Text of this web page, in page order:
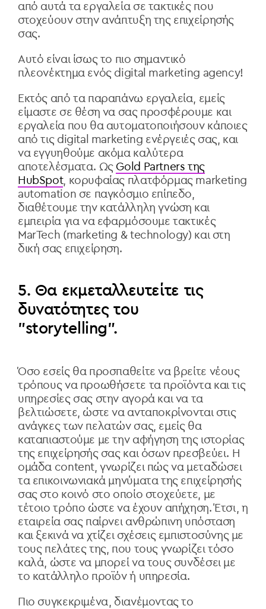
από αυτά τα εργαλεία σε τακτικές που
στοχεύουν στην ανάπτυξη της επιχείρησής
σας.
Αυτό είναι ίσως το πιο σημαντικό
πλεονέκτημα ενός digital marketing agency!
Εκτός από τα παραπάνω εργαλεία, εμείς
είμαστε σε θέση να σας προσφέρουμε και
εργαλεία που θα αυτοματοποιήσουν κάποιες
από τις digital marketing ενέργειές σας, και
να εγγυηθούμε ακόμα καλύτερα
αποτελέσματα. Ως Gold Partners της
HubSpot, κορυφαίας πλατφόρμας marketing
automation σε παγκόσμιο επίπεδο,
διαθέτουμε την κατάλληλη γνώση και
εμπειρία για να εφαρμόσουμε τακτικές
MarTech (marketing & technology) και στη
δική σας επιχείρηση.
5. Θα εκμεταλλευτείτε τις
δυνατότητες του
"storytelling".
Όσο εσείς θα προσπαθείτε να βρείτε νέους
τρόπους να προωθήσετε τα προϊόντα και τις
υπηρεσίες σας στην αγορά και να τα
βελτιώσετε, ώστε να ανταποκρίνονται στις
ανάγκες των πελατών σας, εμείς θα
καταπιαστούμε με την αφήγηση της ιστορίας
της επιχείρησής σας και όσων πρεσβεύει. Η
ομάδα content, γνωρίζει πώς να μεταδώσει
τα επικοινωνιακά μηνύματα της επιχείρησής
σας στο κοινό στο οποίο στοχεύετε, με
τέτοιο τρόπο ώστε να έχουν απήχηση. Έτσι, η
εταιρεία σας παίρνει ανθρώπινη υπόσταση
και ξεκινά να χτίζει σχέσεις εμπιστοσύνης με
τους πελάτες της, που τους γνωρίζει τόσο
καλά, ώστε να μπορεί να τους συνδέσει με
το κατάλληλο προϊόν ή υπηρεσία.
Πιο συγκεκριμένα, διανέμοντας το